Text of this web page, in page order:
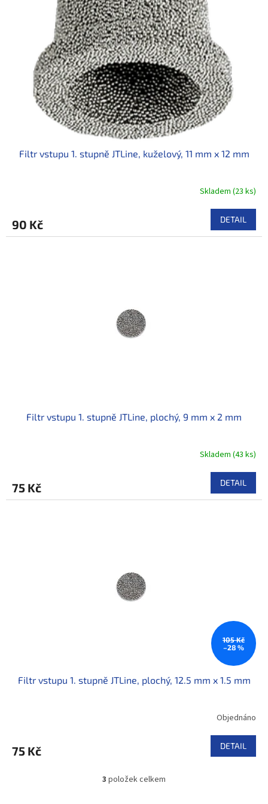
Filtr vstupu 1. stupně JTLine, kuželový, 11 mm x 12 mm
Skladem (23 ks)
90 Kč DETAIL
Filtr vstupu 1. stupně JTLine, plochý, 9 mm x 2 mm
Skladem (43 ks)
75 Kč DETAIL
105 Kč
–28 %
Filtr vstupu 1. stupně JTLine, plochý, 12.5 mm x 1.5 mm
Objednáno
75 Kč DETAIL
O
3 položek celkem